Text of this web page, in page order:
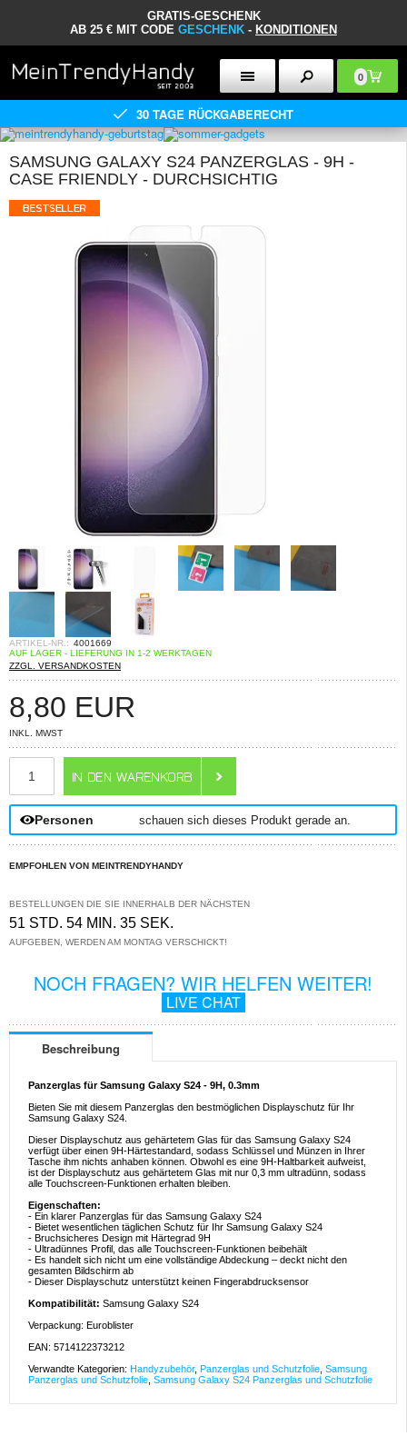
GRATIS-GESCHENK
AB 25 € MIT CODE GESCHENK - KONDITIONEN
0
30 TAGE RÜCKGABERECHT
SAMSUNG GALAXY S24 PANZERGLAS - 9H -
CASE FRIENDLY - DURCHSICHTIG
ARTIKEL-NR.: 4001669
AUF LAGER - LIEFERUNG IN 1-2 WERKTAGEN
ZZGL. VERSANDKOSTEN
8,80 EUR
INKL. MWST
Personen schauen sich dieses Produkt gerade an.
EMPFOHLEN VON MEINTRENDYHANDY
BESTELLUNGEN DIE SIE INNERHALB DER NÄCHSTEN
51 STD. 54 MIN. 35 SEK.
AUFGEBEN, WERDEN AM MONTAG VERSCHICKT!
NOCH FRAGEN? WIR HELFEN WEITER!
LIVE CHAT
Beschreibung
Panzerglas für Samsung Galaxy S24 - 9H, 0.3mm
Bieten Sie mit diesem Panzerglas den bestmöglichen Displayschutz für Ihr
Samsung Galaxy S24.
Dieser Displayschutz aus gehärtetem Glas für das Samsung Galaxy S24
verfügt über einen 9H-Härtestandard, sodass Schlüssel und Münzen in Ihrer
Tasche ihm nichts anhaben können. Obwohl es eine 9H-Haltbarkeit aufweist,
ist der Displayschutz aus gehärtetem Glas mit nur 0,3 mm ultradünn, sodass
alle Touchscreen-Funktionen erhalten bleiben.
Eigenschaften:
- Ein klarer Panzerglas für das Samsung Galaxy S24
- Bietet wesentlichen täglichen Schutz für Ihr Samsung Galaxy S24
- Bruchsicheres Design mit Härtegrad 9H
- Ultradünnes Profil, das alle Touchscreen-Funktionen beibehält
- Es handelt sich nicht um eine vollständige Abdeckung – deckt nicht den
gesamten Bildschirm ab
- Dieser Displayschutz unterstützt keinen Fingerabdrucksensor
Kompatibilität: Samsung Galaxy S24
Verpackung: Euroblister
EAN: 5714122373212
Verwandte Kategorien: Handyzubehör, Panzerglas und Schutzfolie Samsung
Panzerglas und Schutzfolie Samsung Galaxy S24 Panzerglas und Schutzfolie